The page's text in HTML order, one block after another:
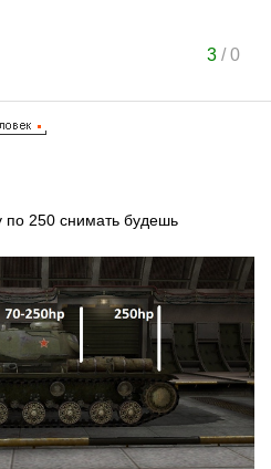
3/0
по 250 снимать будешь